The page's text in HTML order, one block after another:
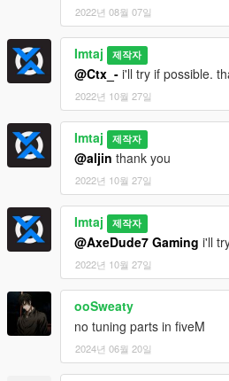
2022년 08월 07일
Imtaj 제작자
@Ctx_- i'll try if possible.
2022년 10월 27일
Imtaj 제작자
@aljin thank you
2022년 10월 27일
Imtaj 제작자
@AxeDude7 Gaming i'll
2022년 10월 27일
ooSweaty
no tuning parts in fiveM
2024년 06월 20일